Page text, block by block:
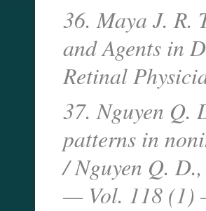
36. Maya J. R.
and Agents in
Retinal
37. Nguyen Q.
patterns in
/ Nguyen Q.
— Vol. 118